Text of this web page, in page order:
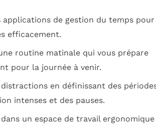
applications de gestion du temps
efficacement.
routine matinale qui vous prépare
pour la journée à venir.
en définissant des
intenses et des pauses.
un espace de travail